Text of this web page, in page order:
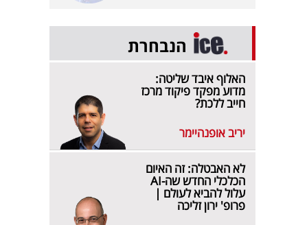
הנבחרת
האלוף איבד שליטה:
מדוע מפקד פיקוד מרכז
חייב ללכת?
יריב אופנהיימר
לא האבטלה: זה האיום
הכלכלי החדש שה-AI
עלול להביא לעולם |
פרופ' ירון זליכה